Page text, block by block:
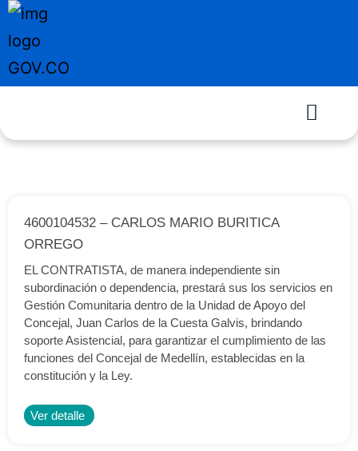
4600104532 – CARLOS MARIO BURITICA
ORREGO
EL CONTRATISTA, de manera independiente sin
subordinación o dependencia, prestará sus los servicios en
Gestión Comunitaria dentro de la Unidad de Apoyo del
Concejal, Juan Carlos de la Cuesta Galvis, brindando
soporte Asistencial, para garantizar el cumplimiento de las
funciones del Concejal de Medellín, establecidas en la
constitución y la Ley.
Ver detalle